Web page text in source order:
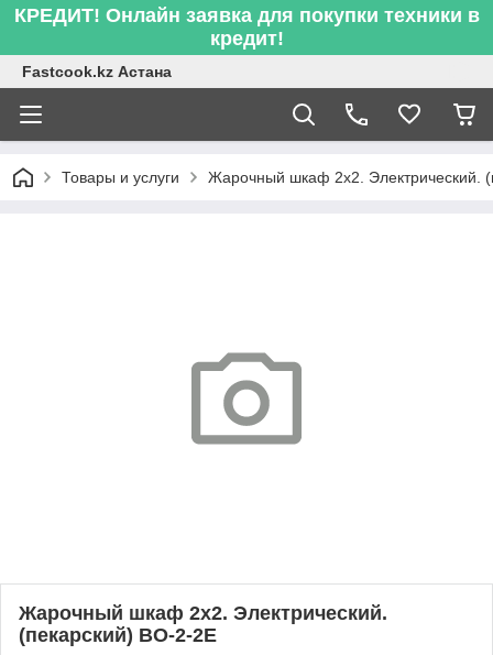
КРЕДИТ! Онлайн заявка для покупки техники в
кредит!
Fastcook.kz Астана
Товары и услуги Жарочный шкаф 2х2. Электрический.
Жарочный шкаф 2х2. Электрический.
(пекарский) BO-2-2E